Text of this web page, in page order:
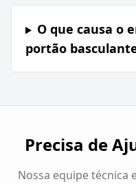
O que causa o
portão
Precisa de
Nossa equipe técnica